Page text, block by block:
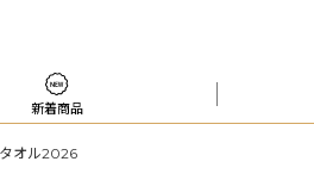
新着商品
オル2026